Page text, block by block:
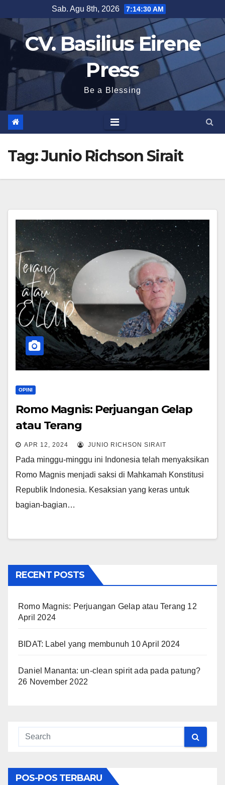
content
Sab. Agu 8th, 2026 7:14:30 AM
CV. Basilius Eirene
Press
Be a Blessing
Tag:Junio Richson Sirait
OPINI
Romo Magnis: Perjuangan Gelap
atau Terang
APR 12, 2024 JUNIO RICHSON SIRAIT
Pada minggu-minggu ini Indonesia telah menyaksikan
Romo Magnis menjadi saksi di Mahkamah Konstitusi
Republik Indonesia. Kesaksian yang keras untuk
bagian-bagian…
RECENT POSTS
Romo Magnis: Perjuangan Gelap atau Terang 12
April 2024
BIDAT: Label yang membunuh 10 April 2024
Daniel Mananta: un-clean spirit ada pada patung?
26 November 2022
POS-POS TERBARU